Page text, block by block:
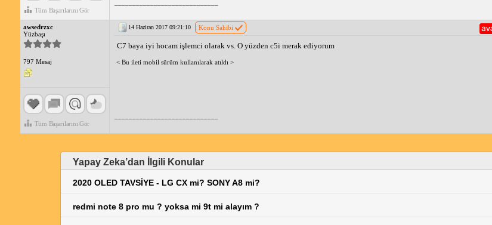
Tüm Başarılarını Gör
awsedrzxc
Yüzbaşı
797 Mesaj
Tüm Başarılarını Gör
14 Haziran 2017 09:21:10 Konu Sahibi
C7 baya iyi hocam işlemci olarak vs. O yüzden c5i merak ediyorum
< Bu ileti mobil sürüm kullanılarak atıldı >
Yapay Zeka’dan İlgili Konular
2020 OLED TAVSİYE - LG CX mi? SONY A8 mi?
redmi note 8 pro mu ? yoksa mi 9t mi alayım ?